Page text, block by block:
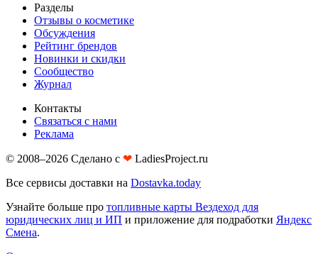
Разделы
Отзывы о косметике
Обсуждения
Рейтинг брендов
Новинки и скидки
Сообщество
Журнал
Контакты
Связаться с нами
Реклама
© 2008–2026 Сделано с ❤︎ LadiesProject.ru
Все сервисы доставки на Dostavka.today
Узнайте больше про топливные карты Вездеход для
юридических лиц и ИП и приложение для подработки Яндекс
Смена.